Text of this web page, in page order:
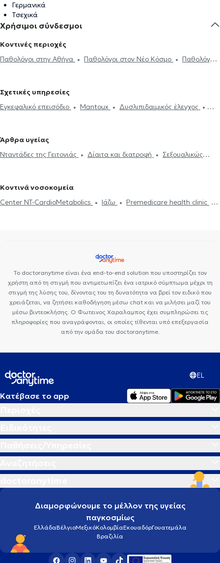
Γερμανικά
Τσεχικά
Χρήσιμοι σύνδεσμοι
Κοντινές περιοχές
Παθολόγοι στην Αθήνα
Παθολόγοι στον Νέο Κόσμο
Παθολόγοι
Παθολόγοι στο Κουκάκι
στην Πλατεία Μαβίλη
Παθολόγοι στου Ζωγράφου
Παθολόγοι
Κυψέλη
Παθολόγοι στην Πλατεία Αττικής
Παθολόγοι στον
Σχετικές υπηρεσίες
Εγκεφαλικό επεισόδιο
Mantoux
Δυσλιπιδαιμικός έλεγχος
Νταντάδες της Γειτονιάς
Διαβήτης
Holter πίεσης Δίπλωμα Οδήγησης
Strep test
σύνδρομο
Σεξουαλικώς μεταδιδόμενα νοσήματα (ΣΜΝ)
Άρθρα υγείας
Νταντάδες της Γειτονιάς
Δίαιτα και διατροφή
Σεξουαλικώς
Ιλαρά
Πνευμονία
Κοντινά νοσοκομεία
Center NT-CardioMetabolics
Ιάζω
Premedicare health clinic
Το doctoranytime είναι ένα end-to-end solution που υποστηρίζει τον
χρήστη από τη στιγμή που αντιμετωπίζει ένα ιατρικό σύμπτωμα μέχρι τη
στιγμή της λύσης του, δίνοντας του τη δυνατότητα να βρεί τον ειδικό που
χρειάζεται, να ζητήσει καθοδήγηση μέσω chat και να μιλήσει μαζί του
μέσω βιντεοκλήσης. Ο Φωτεινος Χαραλαμπος έχει συμπληρώσει τις
πληροφορίες που αναγράφονται, οι οποίες τίθενται υπό επεξεργασία
από την ομάδα του doctoranytime.
EL
Κατέβασε το app
Διαμορφώνουμε το μέλλον της υγείας
παγκοσμίως
ΕλλάδαΒέλγιοΜεξικόΚολομβίαΕκουαδόρΓουατεμάλα
Βραζιλία